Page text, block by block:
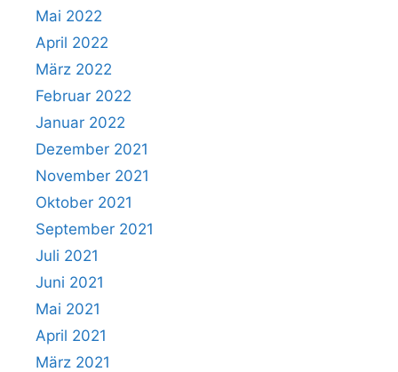
Mai 2022
April 2022
März 2022
Februar 2022
Januar 2022
Dezember 2021
November 2021
Oktober 2021
September 2021
Juli 2021
Juni 2021
Mai 2021
April 2021
März 2021